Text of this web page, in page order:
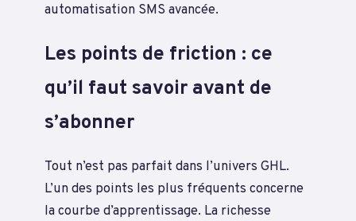
automatisation SMS avancée.
Les points de friction : ce
qu’il faut savoir avant de
s’abonner
Tout n’est pas parfait dans l’univers GHL.
L’un des points les plus fréquents concerne
la courbe d’apprentissage. La richesse